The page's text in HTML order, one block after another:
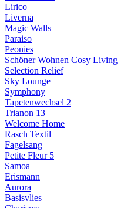
Lirico
Liverna
Magic Walls
Paraiso
Peonies
Schöner Wohnen Cosy Living
Selection Relief
Sky Lounge
Symphony
Tapetenwechsel 2
Trianon 13
Welcome Home
Rasch Textil
Fagelsang
Petite Fleur 5
Samoa
Erismann
Aurora
Basisvlies